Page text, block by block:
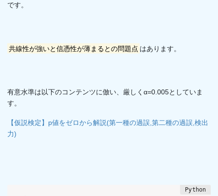
です。
共線性が強いと信憑性が薄まるとの問題点 はあります。
有意水準は以下のコンテンツに倣い、厳しくα=0.005としていま
す。
【仮説検定】p値をゼロから解説(第一種の過誤,第二種の過誤,検出
力)